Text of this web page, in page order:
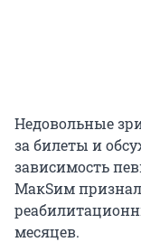
Недовольные
за билеты и
зависимость
МакSим
месяцев.